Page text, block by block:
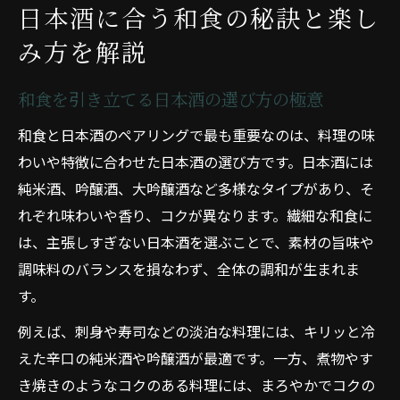
日本酒に合う和食の秘訣と楽し
み方を解説
和食を引き立てる日本酒の選び方の極意
和食と日本酒のペアリングで最も重要なのは、料理の味
わいや特徴に合わせた日本酒の選び方です。日本酒には
純米酒、吟醸酒、大吟醸酒など多様なタイプがあり、そ
れぞれ味わいや香り、コクが異なります。繊細な和食に
は、主張しすぎない日本酒を選ぶことで、素材の旨味や
調味料のバランスを損なわず、全体の調和が生まれま
す。
例えば、刺身や寿司などの淡泊な料理には、キリッと冷
えた辛口の純米酒や吟醸酒が最適です。一方、煮物やす
き焼きのようなコクのある料理には、まろやかでコクの